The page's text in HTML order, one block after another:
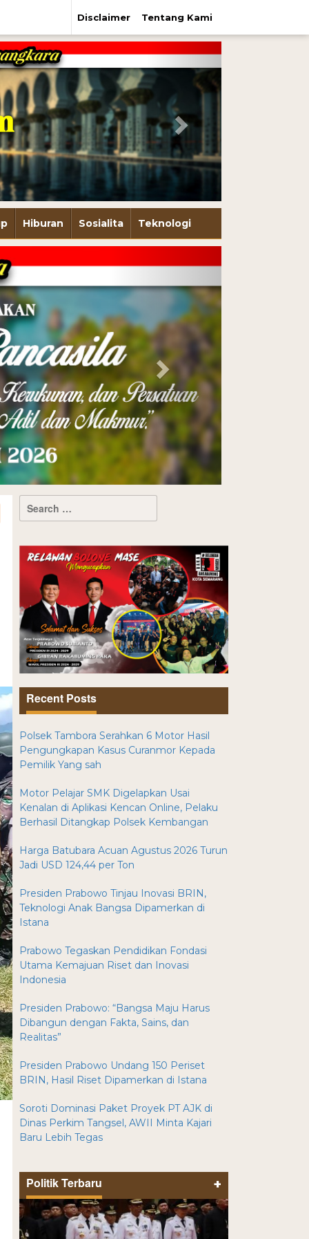
Disclaimer Tentang Kami
Next
Hiburan Sosialita Teknologi
Recent Posts
Polsek Tambora Serahkan 6 Motor Hasil
Pengungkapan Kasus Curanmor Kepada
Pemilik Yang sah
Motor Pelajar SMK Digelapkan Usai
Kenalan di Aplikasi Kencan Online, Pelaku
Berhasil Ditangkap Polsek Kembangan
Harga Batubara Acuan Agustus 2026 Turun
Jadi USD 124,44 per Ton
Presiden Prabowo Tinjau Inovasi BRIN,
Teknologi Anak Bangsa Dipamerkan di
Istana
Prabowo Tegaskan Pendidikan Fondasi
Utama Kemajuan Riset dan Inovasi
Indonesia
Presiden Prabowo: “Bangsa Maju Harus
Dibangun dengan Fakta, Sains, dan
Realitas”
Presiden Prabowo Undang 150 Periset
BRIN, Hasil Riset Dipamerkan di Istana
Soroti Dominasi Paket Proyek PT AJK di
Dinas Perkim Tangsel, AWII Minta Kajari
Baru Lebih Tegas
Politik Terbaru +